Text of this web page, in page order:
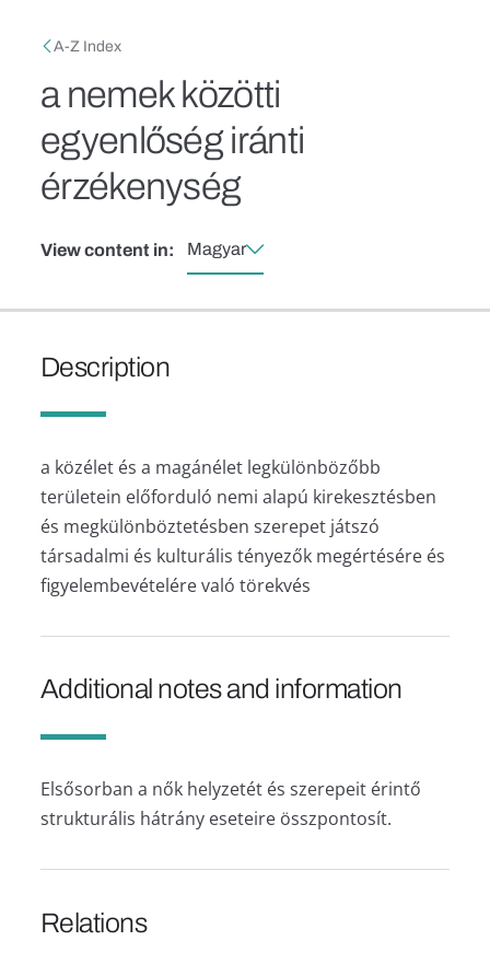
Breadcrumb
A-Z Index
a nemek közötti
egyenlőség iránti
érzékenység
View content in: Magyar
Description
a közélet és a magánélet legkülönbözőbb
területein előforduló nemi alapú kirekesztésben
és megkülönböztetésben szerepet játszó
társadalmi és kulturális tényezők megértésére és
figyelembevételére való törekvés
Additional notes and information
Elsősorban a nők helyzetét és szerepeit érintő
strukturális hátrány eseteire összpontosít.
Relations